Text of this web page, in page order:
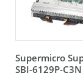
Supermicro
SBI-6129P-C3N